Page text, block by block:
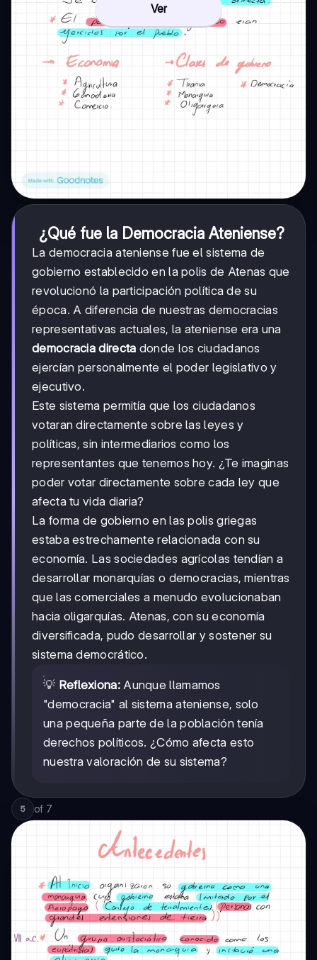
Ver
¿Qué fue la Democracia Ateniense?
La democracia ateniense fue el sistema de
gobierno establecido en la polis de Atenas que
revolucionó la participación política de su
época. A diferencia de nuestras democracias
representativas actuales, la ateniense era una
democracia directa donde los ciudadanos
ejercían personalmente el poder legislativo y
ejecutivo.
Este sistema permitía que los ciudadanos
votaran directamente sobre las leyes y
políticas, sin intermediarios como los
representantes que tenemos hoy. ¿Te imaginas
poder votar directamente sobre cada ley que
afecta tu vida diaria?
La forma de gobierno en las polis griegas
estaba estrechamente relacionada con su
economía. Las sociedades agrícolas tendían a
desarrollar monarquías o democracias, mientras
que las comerciales a menudo evolucionaban
hacia oligarquías. Atenas, con su economía
diversificada, pudo desarrollar y sostener su
sistema democrático.
💡 Reflexiona:Aunque llamamos
"democracia" al sistema ateniense, solo
una pequeña parte de la población tenía
derechos políticos. ¿Cómo afecta esto
nuestra valoración de su sistema?
5 of 7